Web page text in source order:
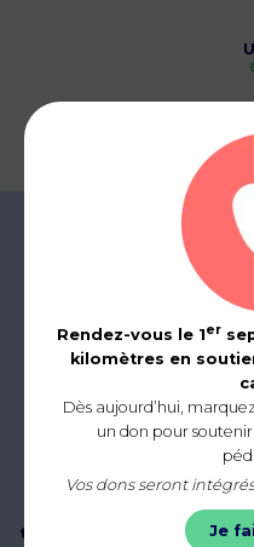
Rendez-vous le 1er
kilomètres en
Dès aujourd’hui,
un don pour
Vos dons seront
Je
Abonnez-vous à notre
tenus informés de nos